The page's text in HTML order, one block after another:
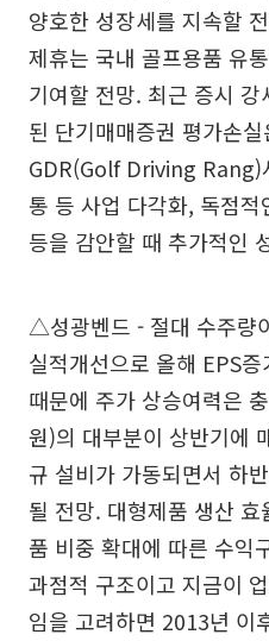
양호한 성장세를 지속할
제휴는 국내 골프용품 유
기여할 전망. 최근 증시
된 단기매매증권 평가손
GDR(Golf Driving Rang)
통 등 사업 다각화, 독점
등을 감안할 때 추가적인
△성광벤드 - 절대 수주량
실적개선으로 올해 EPS
때문에 주가 상승여력은
원)의 대부분이 상반기에
규 설비가 가동되면서 하
될 전망. 대형제품 생산
품 비중 확대에 따른 수익
과점적 구조이고 지금이
임을 고려하면 2013년 이